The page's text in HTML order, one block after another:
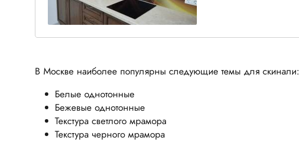
В Москве наиболее популярны следующие темы для скинали:
Белые однотонные
Бежевые однотонные
Текстура светлого мрамора
Текстура черного мрамора